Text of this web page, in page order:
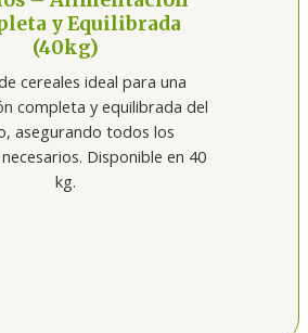
y Equilibrada
(40kg)
cereales ideal para una
completa y equilibrada del
asegurando todos los
Disponible en 40
kg.